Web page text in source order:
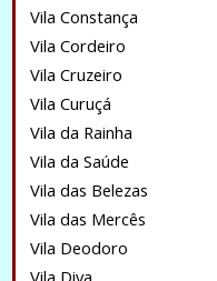
Vila Constança
Vila Cordeiro
Vila Cruzeiro
Vila Curuçá
Vila da Rainha
Vila da Saúde
Vila das Belezas
Vila das Mercês
Vila Deodoro
Vila Diva